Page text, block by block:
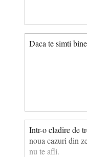
Daca te simti
Intr-o cladire de
noua cazuri din
nu te afli.